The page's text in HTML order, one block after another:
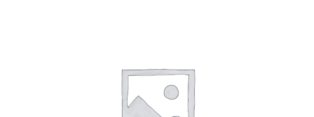
IN DEN WARENKORB